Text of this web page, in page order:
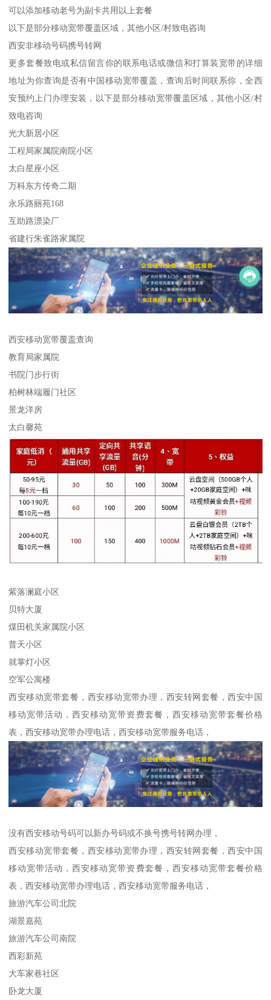
可以添加移动老号为副卡共用以上套餐
以下是部分移动宽带覆盖区域，其他小区/村致电咨询
西安非移动号码携号转网
更多套餐致电或私信留言你的联系电话或微信和打算装宽带的详细
地址为你查询是否有中国移动宽带覆盖，查询后时间联系你，全西
安预约上门办理安装，以下是部分移动宽带覆盖区域，其他小区/村
致电咨询
光大新居小区
工程局家属院南院小区
太白星座小区
万科东方传奇二期
永乐路丽苑168
互助路漂染厂
省建行朱雀路家属院
西安移动宽带覆盖查询
教育局家属院
书院门步行街
柏树林端履门社区
景龙洋房
太白馨苑
紫落澜庭小区
贝特大厦
煤田机关家属院小区
普天小区
就掌灯小区
空军公寓楼
西安移动宽带套餐，西安移动宽带办理，西安转网套餐，西安中国
移动宽带活动，西安移动宽带资费套餐，西安移动宽带套餐价格
表，西安移动宽带办理电话，西安移动宽带服务电话，
没有西安移动号码可以新办号码或不换号携号转网办理，
西安移动宽带套餐，西安移动宽带办理，西安转网套餐，西安中国
移动宽带活动，西安移动宽带资费套餐，西安移动宽带套餐价格
表，西安移动宽带办理电话，西安移动宽带服务电话，
旅游汽车公司北院
湖景嘉苑
旅游汽车公司南院
西彩新苑
大车家巷社区
卧龙大厦